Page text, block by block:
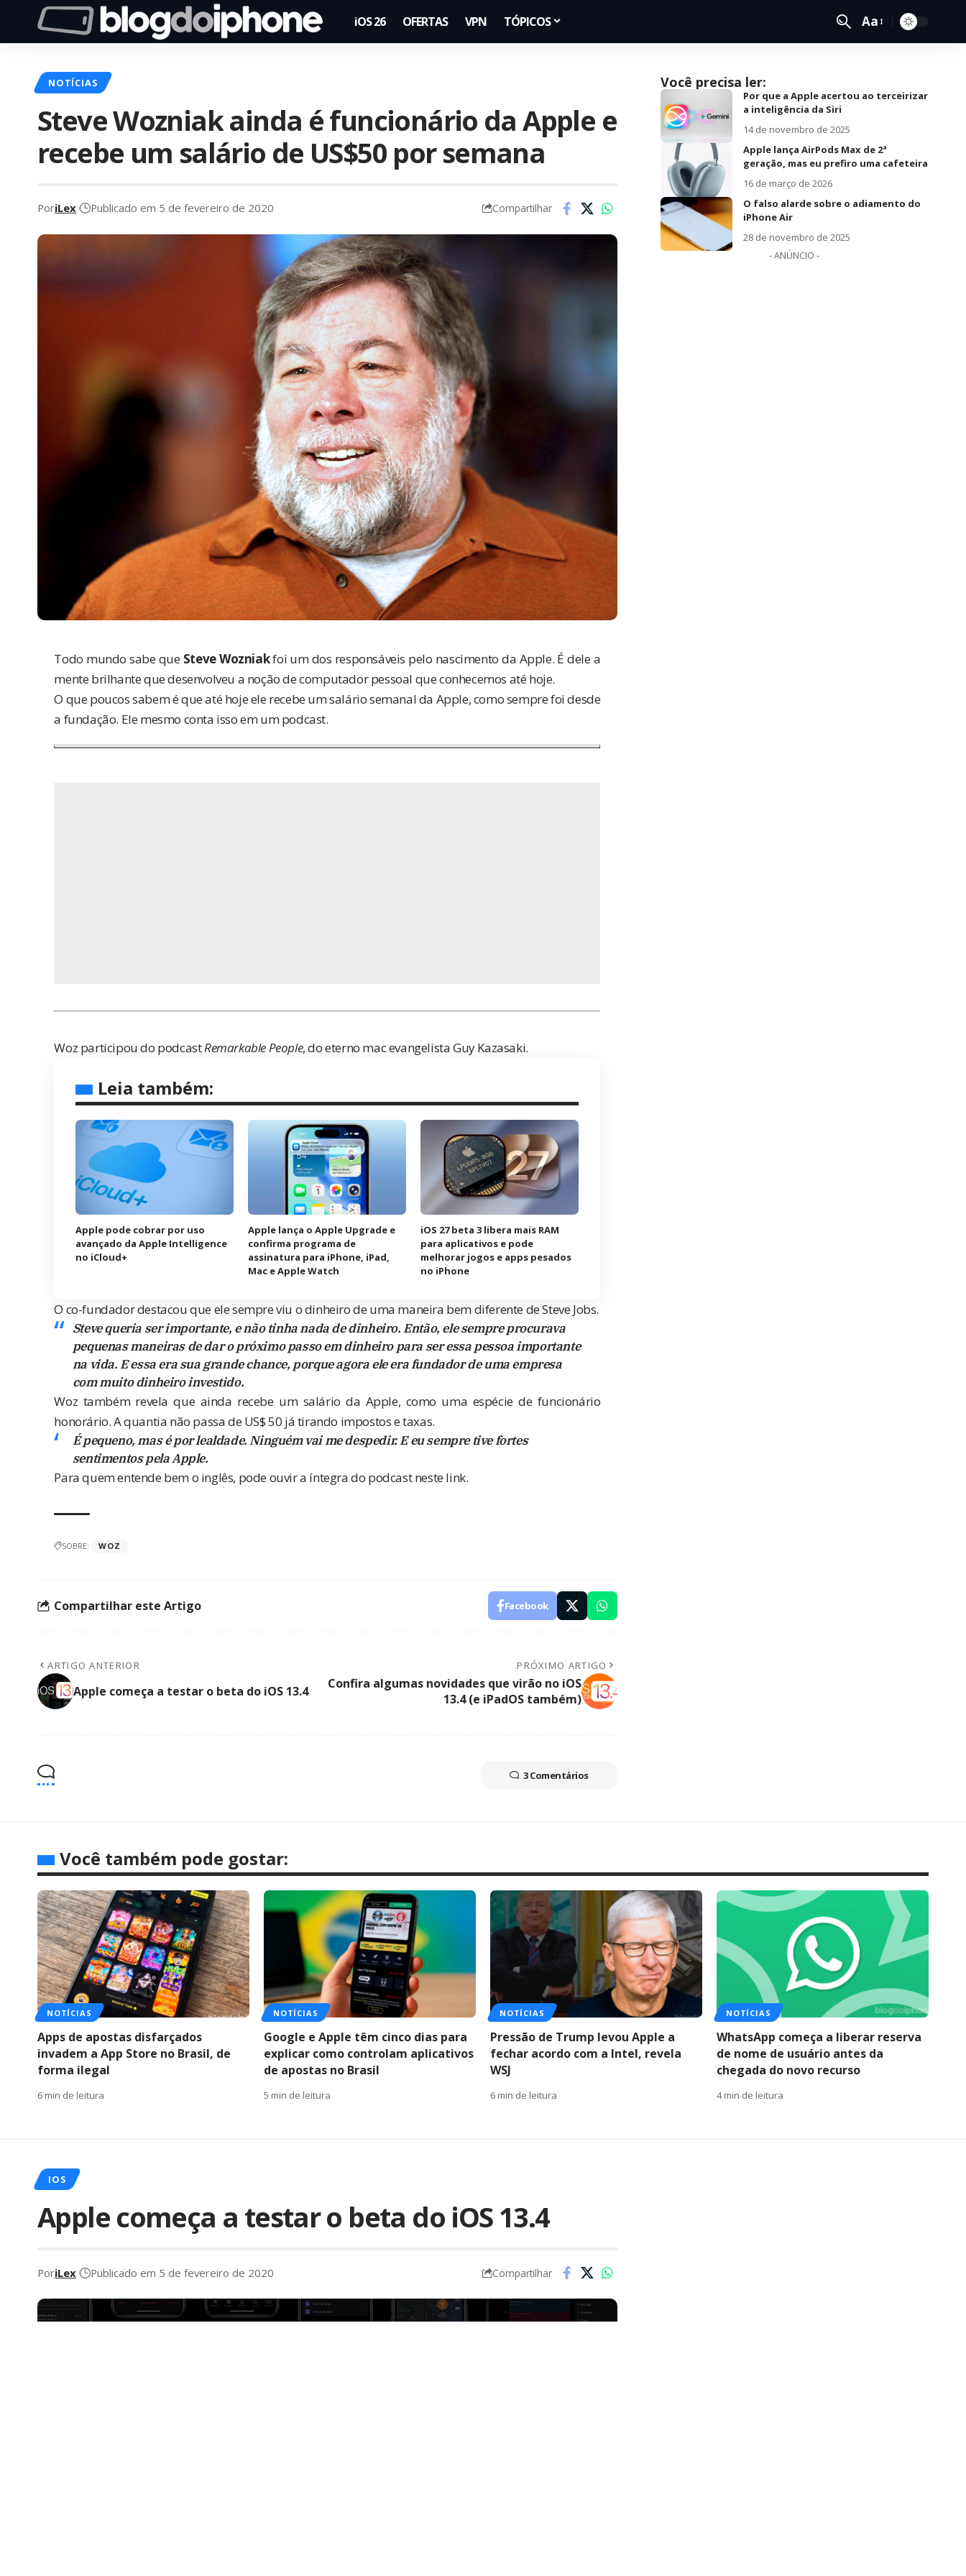
iOS 26 OFERTAS VPN TÓPICOS Aa
NOTÍCIAS
Steve Wozniak ainda é funcionário da Apple e
recebe um salário de US$50 por semana
PoriLex Publicado em 5 de fevereiro de 2020 Compartilhar
Todo mundo sabe que Steve Wozniakfoi um dos responsáveis pelo nascimento da Apple. É dele a
mente brilhante que desenvolveu a noção de computador pessoal que conhecemos até hoje.
O que poucos sabem é que até hoje ele recebe um salário semanal da Apple, como sempre foi desde
a fundação. Ele mesmo conta isso em um podcast.
Woz participou do podcastRemarkable People, do eterno mac evangelista Guy Kazasaki.
Leia também:
Apple pode cobrar por uso
avançado da Apple Intelligence
no iCloud+
Apple lança o Apple Upgrade e
confirma programa de
assinatura para iPhone, iPad,
Mac e Apple Watch
iOS 27 beta 3 libera mais RAM
para aplicativos e pode
melhorar jogos e apps pesados
no iPhone
O co-fundador destacou que ele sempre viu o dinheiro de uma maneira bem diferente de Steve Jobs.
Steve queria ser importante, e não tinha nada de dinheiro. Então, ele sempre procurava
pequenas maneiras de dar o próximo passo em dinheiro para ser essa pessoa importante
na vida. E essa era sua grande chance, porque agora ele era fundador de uma empresa
com muito dinheiro investido.
Woz também revela que ainda recebe um salário da Apple, como uma espécie de funcionário
honorário. A quantia não passa de US$ 50 já tirando impostos e taxas.
É pequeno, mas é por lealdade. Ninguém vai me despedir. E eu sempre tive fortes
sentimentos pela Apple.
Para quem entende bem o inglês, pode ouvir a íntegra do podcastneste link.
SOBRE: WOZ
Compartilhar este Artigo Facebook
ARTIGO ANTERIOR
Apple começa a testar o beta do iOS 13.4
PRÓXIMO ARTIGO
Confira algumas novidades que virão no iOS
13.4 (e iPadOS também)
3 Comentários
Você precisa ler:
Por que a Apple acertou ao terceirizar
a inteligência da Siri
14 de novembro de 2025
Apple lança AirPods Max de 2ª
geração, mas eu prefiro uma cafeteira
16 de março de 2026
O falso alarde sobre o adiamento do
iPhone Air
28 de novembro de 2025
- ANÚNCIO -
Você também pode gostar:
NOTÍCIAS
Apps de apostas disfarçados
invadem a App Store no Brasil, de
forma ilegal
6 min de leitura
NOTÍCIAS
Google e Apple têm cinco dias para
explicar como controlam aplicativos
de apostas no Brasil
5 min de leitura
NOTÍCIAS
Pressão de Trump levou Apple a
fechar acordo com a Intel, revela
WSJ
6 min de leitura
NOTÍCIAS
WhatsApp começa a liberar reserva
de nome de usuário antes da
chegada do novo recurso
4 min de leitura
IOS
Apple começa a testar o beta do iOS 13.4
PoriLex Publicado em 5 de fevereiro de 2020 Compartilhar